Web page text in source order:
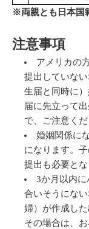
※両親とも日本国
注意事項
アメリカの
提出していな
生届と同時に
届に先立って
で、ご注意くだ
婚姻関係に
になります。
提出も必要と
3か月以内
合いそうにな
婦）が作成し
その場合は、